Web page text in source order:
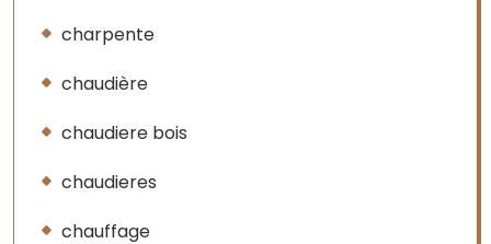
charpente
chaudière
chaudiere bois
chaudieres
chauffage